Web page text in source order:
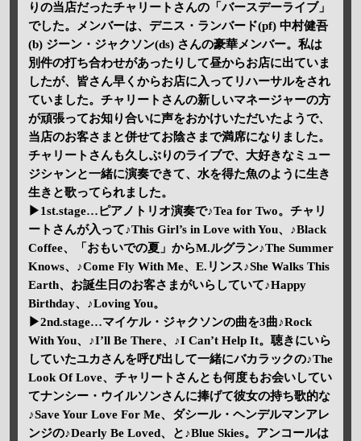
りの当店だったチャリートさんの「バースデーライブ」
でした。メンバーは、デニス・ランバード(pf) 中村健吾
(b) ジーン・ジャクソン(ds) さんの豪華メンバー。私は
別件の打ち合わせがあったりして昼からお店に出ていま
したが、皆さん早くからお店に入ってリハーサルをされ
ていました。チャリートさんの新しいマネージャーの方
が頑張ってお知り合いに声をおかけいただいたようで、
当店のお客さまと併せてお陰さまで満席になりました。
チャリートさんも久しぶりのライブで、大好きなミュー
ジシャンと一緒に演奏できて、水を得た魚のように生き
生きと歌ってられました。
▶1st.stage…ピアノトリオ演奏で♪Tea for Two。チャリ
ートさんが入って♪This Girl’s in Love with You、♪Black
Coffee、「おもいでの夏」からM.ルグラン♪The Summer
Knows、♪Come Fly With Me、E.リンス♪She Walks This
Earth、お誕生日のお客さまがいらしていて♪Happy
Birthday、♪Loving You。
▶2nd.stage…マイケル・ジャクソンの曲を3曲♪Rock
With You、♪I’ll Be There、♪I Can’t Help It。聴きにいら
していたユカさんを呼び出して一緒にバカラックの♪The
Look Of Love、チャリートさんとも何度もお会いしてい
てナンシー・ウイルソンさんに捧げて彼女の持ち歌的な
♪Save Your Love For Me、ダシール・ヘンデルマンアレ
ンジの♪Dearly Be Loved、と♪Blue Skies。アンコールは